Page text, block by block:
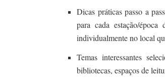
Dicas práticas passo a
para cada estação/
individualmente no local
Temas interessantes
bibliotecas, espaços de